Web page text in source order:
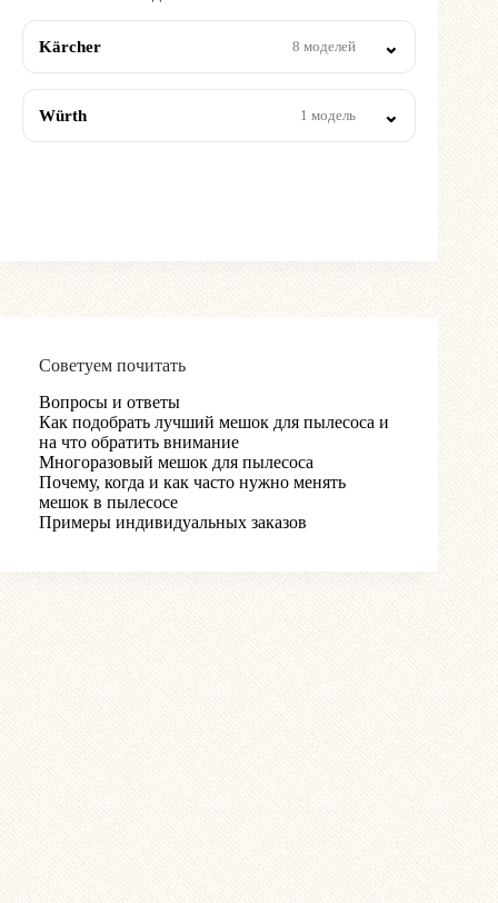
Kärcher 8 моделей
Würth 1 модель
Советуем почитать
Вопросы и ответы
Как подобрать лучший мешок для пылесоса и
на что обратить внимание
Многоразовый мешок для пылесоса
Почему, когда и как часто нужно менять
мешок в пылесосе
Примеры индивидуальных заказов